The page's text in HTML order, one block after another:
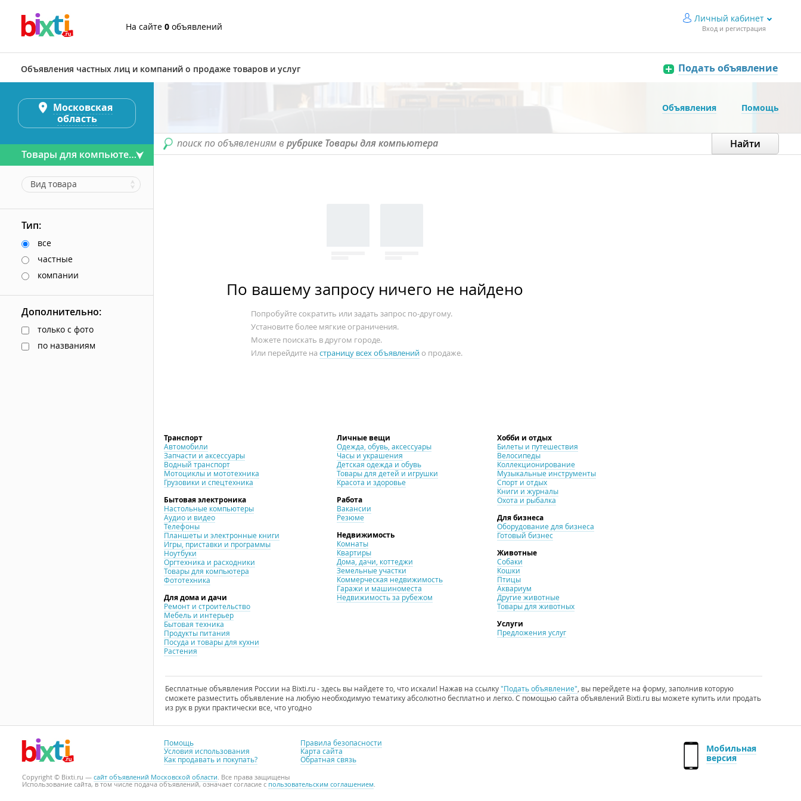
На сайте 0 объявлений
Личный кабинет
Вход и регистрация
Объявления частных лиц и компаний о продаже товаров и услуг Подать объявление
Объявления Помощь
поиск по объявлениям в рубрике Товары для компьютера
По вашему запросу ничего не найдено
Попробуйте сократить или задать запрос по-другому.
Установите более мягкие ограничения.
Можете поискать в другом городе.
Или перейдите на страницу всех объявленийо продаже.
Транспорт
Автомобили
Запчасти и аксессуары
Водный транспорт
Мотоциклы и мототехника
Грузовики и спецтехника
Бытовая электроника
Настольные компьютеры
Аудио и видео
Телефоны
Планшеты и электронные книги
Игры, приставки и программы
Ноутбуки
Оргтехника и расходники
Товары для компьютера
Фототехника
Для дома и дачи
Ремонт и строительство
Мебель и интерьер
Бытовая техника
Продукты питания
Посуда и товары для кухни
Растения
Личные вещи
Одежда, обувь, аксессуары
Часы и украшения
Детская одежда и обувь
Товары для детей и игрушки
Красота и здоровье
Работа
Вакансии
Резюме
Недвижимость
Комнаты
Квартиры
Дома, дачи, коттеджи
Земельные участки
Коммерческая недвижимость
Гаражи и машиноместа
Недвижимость за рубежом
Хобби и отдых
Билеты и путешествия
Велосипеды
Коллекционирование
Музыкальные инструменты
Спорт и отдых
Книги и журналы
Охота и рыбалка
Для бизнеса
Оборудование для бизнеса
Готовый бизнес
Животные
Собаки
Кошки
Птицы
Аквариум
Другие животные
Товары для животных
Услуги
Предложения услуг
Бесплатные объявления России на Bixti.ru - здесь вы найдете то, что искали! Нажав на ссылку"Подать объявление", вы перейдете на форму, заполнив которую
сможете разместить объявление на любую необходимую тематику абсолютно бесплатно и легко. С помощью сайта объявлений Bixti.ru вы можете купить или продать
из рук в руки практически все, что угодно
Московская
область
Товары для компьютера
Вид товара
Тип:
все
частные
компании
Дополнительно:
только с фото
по названиям
Помощь
Условия использования
Как продавать и покупать?
Правила безопасности
Карта сайта
Обратная связь
Мобильная
версия
Copyright © Bixti.ru — сайт объявлений Московской области. Все права защищены
Использование сайта, в том числе подача объявлений, означает согласие с пользовательским соглашением.